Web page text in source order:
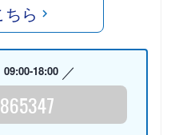
ら
09:00-18:00